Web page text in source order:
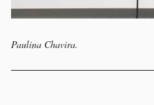
Paulina Chavira.